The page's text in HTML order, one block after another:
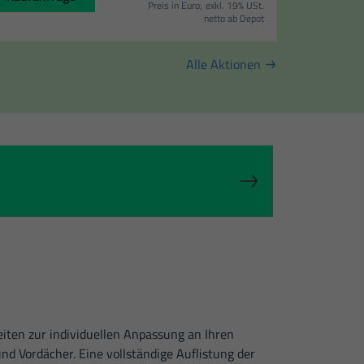
Preis in Euro; exkl. 19% USt.
netto ab Depot
Alle Aktionen
zur individuellen Anpassung an Ihren
Vordächer. Eine vollständige Auflistung der
Website nutzen.